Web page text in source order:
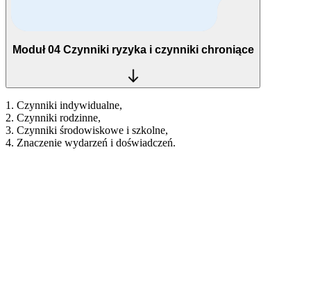
Moduł 04 Czynniki ryzyka i czynniki chroniące
1. Czynniki indywidualne,
2. Czynniki rodzinne,
3. Czynniki środowiskowe i szkolne,
4. Znaczenie wydarzeń i doświadczeń.